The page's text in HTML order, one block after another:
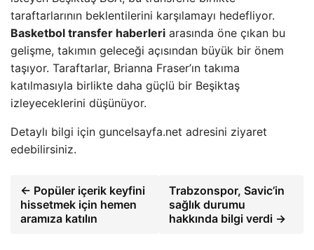
taraftarlarının beklentilerini karşılamayı hedefliyor.
Basketbol transfer haberleri arasında öne çıkan bu
gelişme, takımın geleceği açısından büyük bir önem
taşıyor. Taraftarlar, Brianna Fraser’ın takıma
katılmasıyla birlikte daha güçlü bir Beşiktaş
izleyeceklerini düşünüyor.
Detaylı bilgi için guncelsayfa.net adresini ziyaret
edebilirsiniz.
← Popüler içerik keyfini
hissetmek için hemen
aramıza katılın
Trabzonspor, Savic’in
sağlık durumu
hakkında bilgi verdi →